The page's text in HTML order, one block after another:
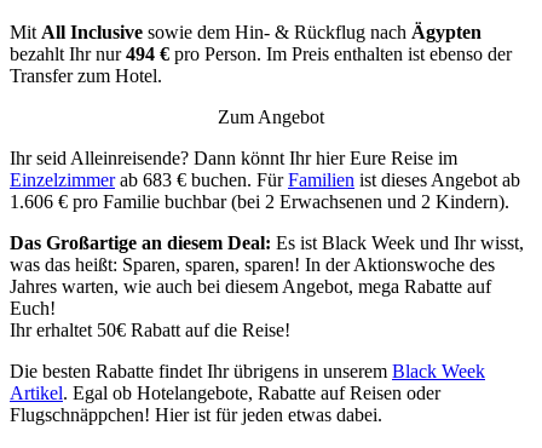
Mit All Inclusive sowie dem Hin- & Rückflug nach Ägypten
bezahlt Ihr nur494 € pro Person. Im Preis enthalten ist ebenso der
Transfer zum Hotel.
Zum Angebot
Ihr seid Alleinreisende? Dann könnt Ihr hier Eure Reise im
Einzelzimmerab 683 € buchen. FürFamilien ist dieses Angebot ab
1.606 € pro Familie buchbar (bei 2 Erwachsenen und 2 Kindern).
Das Großartige an diesem Deal: Es ist Black Week und Ihr wisst,
was das heißt: Sparen, sparen, sparen! In der Aktionswoche des
Jahres warten, wie auch bei diesem Angebot, mega Rabatte auf
Euch!
Ihr erhaltet 50€ Rabatt auf die Reise!
Die besten Rabatte findet Ihr übrigens in unserem Black Week
Artikel. Egal ob Hotelangebote, Rabatte auf Reisen oder
Flugschnäppchen! Hier ist für jeden etwas dabei.